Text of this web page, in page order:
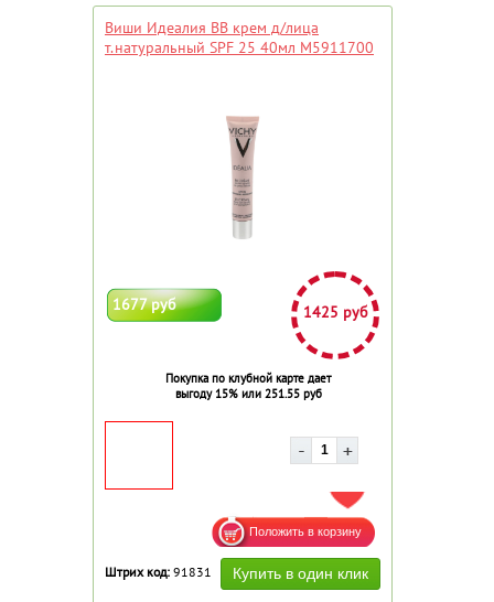
Виши Идеалия ВВ крем д/лица
т.натуральный SPF 25 40мл M5911700
1677 руб 1425 руб
Покупка по клубной карте дает
выгоду 15% или 251.55 руб
ДОБАВИТЬ В ИЗБРАННОЕ
Штрих код: 91831